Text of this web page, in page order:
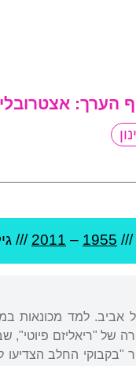
הערך:
///
1955
–
2011
///
למד מכונאות
של "ריאליזם פיוטי",